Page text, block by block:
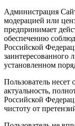
Администрация
модерацией или
предпринимает
обеспечению
Российской
заинтересованного
установленном
Пользователь несет
актуальность,
Российской
чистоту от